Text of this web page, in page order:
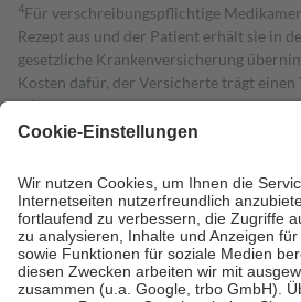
4Für verschreibungspflichtige
Rezept aus und der Patient erhält sie in
gesetzliche Krankenversicherung
Kosten dafür, der Versicherte trägt einen
mit.
Grundsätzlich leisten Mitglieder
höchstens zehn Euro.
Es sind jedoch nie
Kosten der Leistung zu entrichten.
Diese Regeln gelten grundsätzlich auch
Bei Heilmitteln und häuslicher
Zuzahlung zehn Prozent der Kosten
Verordnung.